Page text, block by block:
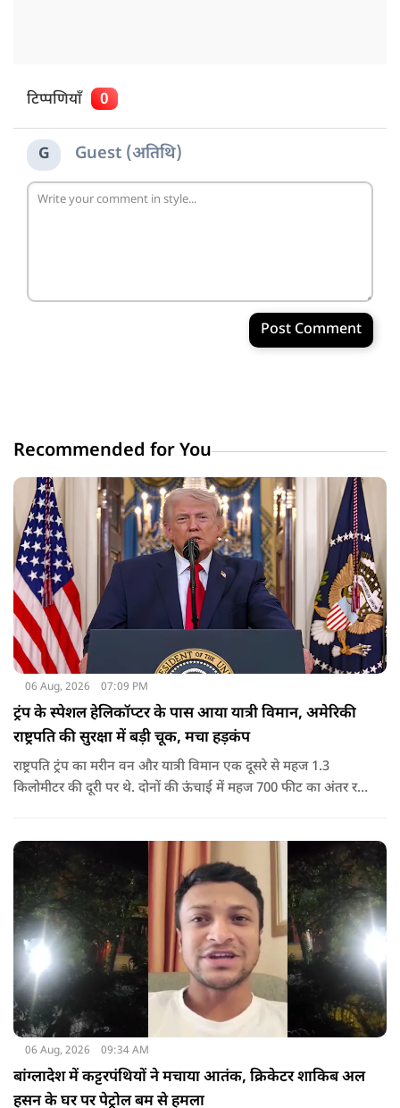
टिप्पणियाँ 0
G Guest (अतिथि)
Post Comment
Recommended for You
06 Aug, 2026 07:09 PM
ट्रंप के स्पेशल हेलिकॉप्टर के पास आया यात्री विमान, अमेरिकी
राष्ट्रपति की सुरक्षा में बड़ी चूक, मचा हड़कंप
राष्ट्रपति ट्रंप का मरीन वन और यात्री विमान एक दूसरे से महज 1.3
किलोमीटर की दूरी पर थे. दोनों की ऊंचाई में महज 700 फीट का अंतर रह
06 Aug, 2026 09:34 AM
बांग्लादेश में कट्टरपंथियों ने मचाया आतंक, क्रिकेटर शाकिब अल
हसन के घर पर पेट्रोल बम से हमला